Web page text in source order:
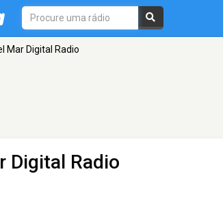
Mar Digital Radio
Digital Radio